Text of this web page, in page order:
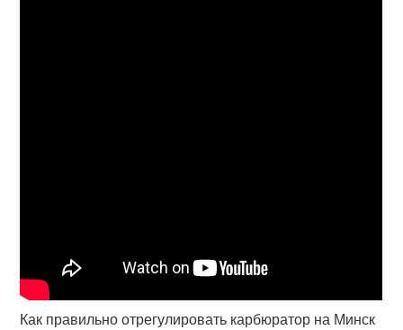
Как правильно отрегулировать карбюратор на Минск